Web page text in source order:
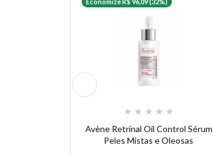
Economize R$ 96,09 (32%)
★ ★ ★ ★ ★
Avène Retrinal Oil Control Sérum
Peles Mistas e Oleosas